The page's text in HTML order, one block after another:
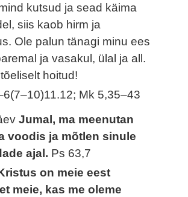
kutsud ja sead käima
siis kaob hirm ja
Ole palun tänagi minu ees
ja vasakul, ülal ja all.
hoitud!
Mk 5,35–43
Jumal, ma meenutan
voodis ja mõtlen sinule
ajal. Ps 63,7
on meie eest
meie, kas me oleme